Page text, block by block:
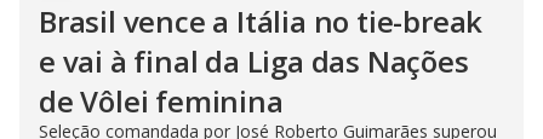
Brasil vence a Itália no tie-break
e vai à final da Liga das Nações
de Vôlei feminina
Seleção comandada por José Roberto Guimarães superou